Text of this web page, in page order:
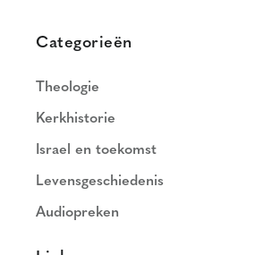
Categorieën
Theologie
Kerkhistorie
Israel en toekomst
Levensgeschiedenis
Audiopreken